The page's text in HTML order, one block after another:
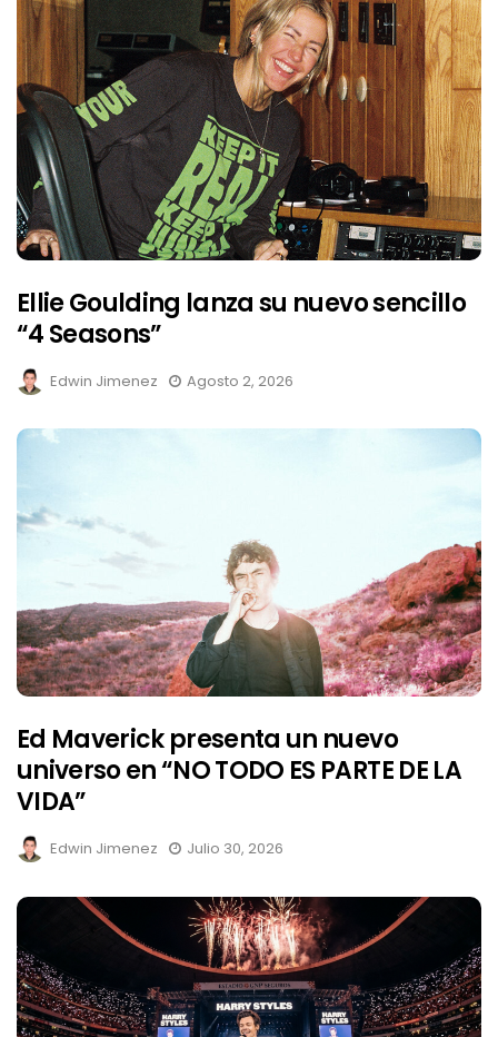
Ellie Goulding lanza su nuevo sencillo
“4 Seasons”
Edwin Jimenez Agosto 2, 2026
Ed Maverick presenta un nuevo
universo en “NO TODO ES PARTE DE LA
VIDA”
Edwin Jimenez Julio 30, 2026